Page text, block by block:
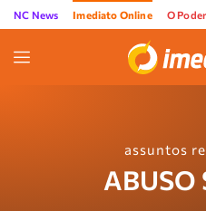
NC News Imediato Online O Poder
assuntos
ABUSO